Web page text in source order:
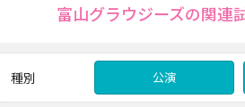
富山グラウジーズの関連
種別 公演